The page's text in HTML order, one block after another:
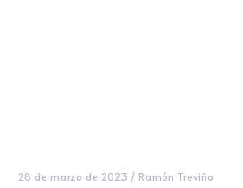
28 de marzo de 2023 / Ramón Treviño